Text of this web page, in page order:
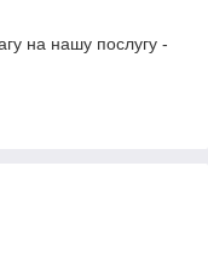
на нашу послугу -